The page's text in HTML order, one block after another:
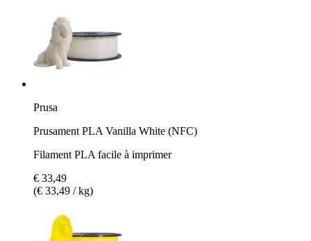
Prusa
Prusament PLA Vanilla White (NFC)
Filament PLA facile à imprimer
€ 33,49
(€ 33,49 / kg)